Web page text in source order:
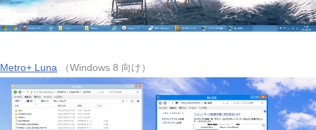
Metro+ Luna （Windows 8 向け）